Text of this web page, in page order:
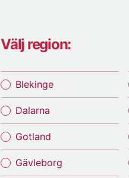
Välj region:
Blekinge
Dalarna
Gotland
Gävleborg